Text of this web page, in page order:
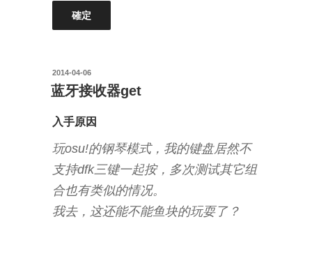
投
稿
日:
2014-04-06
蓝牙接收器get
入手原因
玩osu!的钢琴模式，我的键盘居然不
支持dfk三键一起按，多次测试其它组
合也有类似的情况。
我去，这还能不能鱼块的玩耍了？